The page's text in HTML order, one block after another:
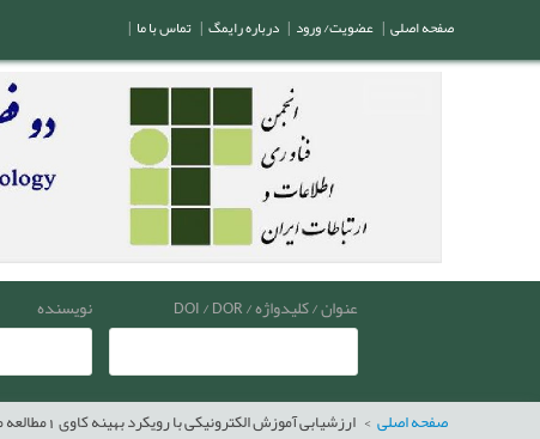
عنوان / کلیدواژه / DOI / DOR نویسنده
صفحه اصلی ارزشیابی آموزش الکترونیکی با رویکرد بهینه کاوی 1مطالعه موردی: آموزش عالی ایران
صفحه اصلی | عضویت/ ورود | درباره رایمگ | تماس با ما |